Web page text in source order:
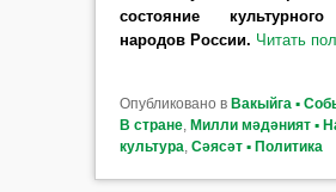
состояние
народов России. Читать
Опубликовано в Вакыйга ▪
В стране, Милли мәдәният ▪
культура Сәясәт ▪ Политика